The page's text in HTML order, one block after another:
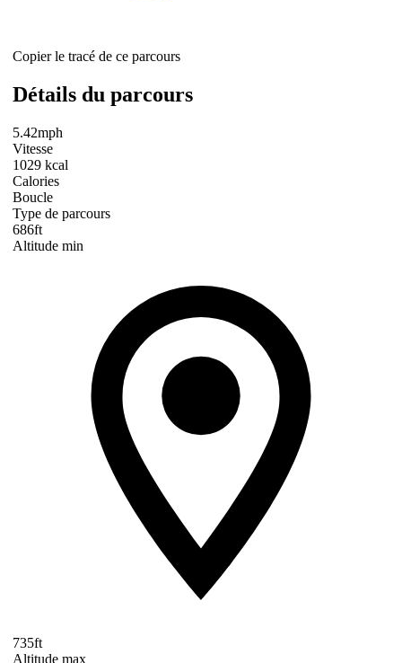
Copier le tracé de ce parcours
Détails du parcours
5.42mph
Vitesse
1029 kcal
Calories
Boucle
Type de parcours
686ft
Altitude min
735ft
Altitude max